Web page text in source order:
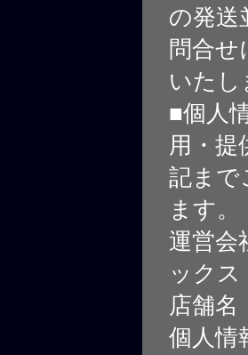
の発送
問合せ
いたし
■個人
用・提
記まで
ます。
運営会
ックス
店舗
個人情